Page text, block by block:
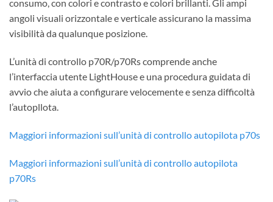
consumo, con colori e contrasto e colori brillanti. Gli ampi
angoli visuali orizzontale e verticale assicurano la massima
visibilità da qualunque posizione.
L’unità di controllo p70R/p70Rs comprende anche
l’interfaccia utente LightHouse e una procedura guidata di
avvio che aiuta a configurare velocemente e senza difficoltà
l’autopllota.
Maggiori informazioni sull’unità di controllo autopilota p70s
Maggiori informazioni sull’unità di controllo autopilota
p70Rs